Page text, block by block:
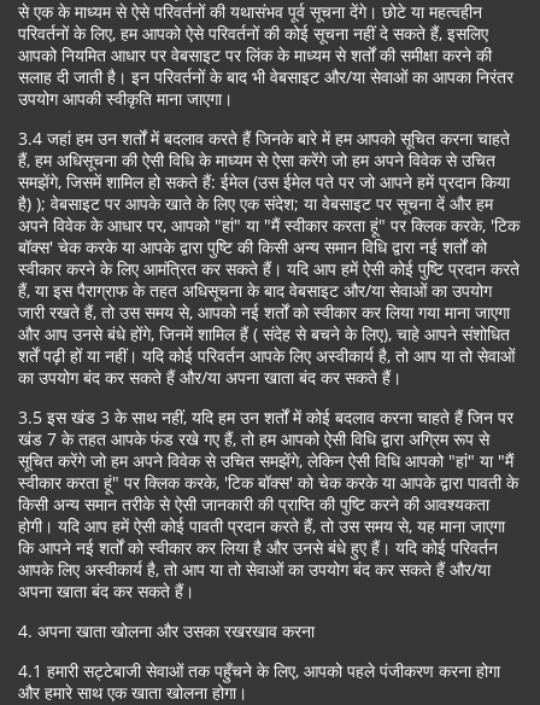
से एक के माध्यम से ऐसे परिवर्तनों की यथासंभव पूर्व सूचना देंगे। छोटे या महत्वहीन
परिवर्तनों के लिए, हम आपको ऐसे परिवर्तनों की कोई सूचना नहीं दे सकते हैं, इसलिए
आपको नियमित आधार पर वेबसाइट पर लिंक के माध्यम से शर्तों की समीक्षा करने की
सलाह दी जाती है। इन परिवर्तनों के बाद भी वेबसाइट और/या सेवाओं का आपका निरंतर
उपयोग आपकी स्वीकृति माना जाएगा।
3.4 जहां हम उन शर्तों में बदलाव करते हैं जिनके बारे में हम आपको सूचित करना चाहते
हैं, हम अधिसूचना की ऐसी विधि के माध्यम से ऐसा करेंगे जो हम अपने विवेक से उचित
समझेंगे, जिसमें शामिल हो सकते हैं: ईमेल (उस ईमेल पते पर जो आपने हमें प्रदान किया
है) ); वेबसाइट पर आपके खाते के लिए एक संदेश; या वेबसाइट पर सूचना दें और हम
अपने विवेक के आधार पर, आपको "हां" या "मैं स्वीकार करता हूं" पर क्लिक करके, 'टिक
बॉक्स' चेक करके या आपके द्वारा पुष्टि की किसी अन्य समान विधि द्वारा नई शर्तों को
स्वीकार करने के लिए आमंत्रित कर सकते हैं। यदि आप हमें ऐसी कोई पुष्टि प्रदान करते
हैं, या इस पैराग्राफ के तहत अधिसूचना के बाद वेबसाइट और/या सेवाओं का उपयोग
जारी रखते हैं, तो उस समय से, आपको नई शर्तों को स्वीकार कर लिया गया माना जाएगा
और आप उनसे बंधे होंगे, जिनमें शामिल हैं ( संदेह से बचने के लिए), चाहे आपने संशोधित
शर्तें पढ़ी हों या नहीं। यदि कोई परिवर्तन आपके लिए अस्वीकार्य है, तो आप या तो सेवाओं
का उपयोग बंद कर सकते हैं और/या अपना खाता बंद कर सकते हैं।
3.5 इस खंड 3 के साथ नहीं, यदि हम उन शर्तों में कोई बदलाव करना चाहते हैं जिन पर
खंड 7 के तहत आपके फंड रखे गए हैं, तो हम आपको ऐसी विधि द्वारा अग्रिम रूप से
सूचित करेंगे जो हम अपने विवेक से उचित समझेंगे, लेकिन ऐसी विधि आपको "हां" या "मैं
स्वीकार करता हूं" पर क्लिक करके, 'टिक बॉक्स' को चेक करके या आपके द्वारा पावती के
किसी अन्य समान तरीके से ऐसी जानकारी की प्राप्ति की पुष्टि करने की आवश्यकता
होगी। यदि आप हमें ऐसी कोई पावती प्रदान करते हैं, तो उस समय से, यह माना जाएगा
कि आपने नई शर्तों को स्वीकार कर लिया है और उनसे बंधे हुए हैं। यदि कोई परिवर्तन
आपके लिए अस्वीकार्य है, तो आप या तो सेवाओं का उपयोग बंद कर सकते हैं और/या
अपना खाता बंद कर सकते हैं।
4. अपना खाता खोलना और उसका रखरखाव करना
4.1 हमारी सट्टेबाजी सेवाओं तक पहुँचने के लिए, आपको पहले पंजीकरण करना होगा
और हमारे साथ एक खाता खोलना होगा।